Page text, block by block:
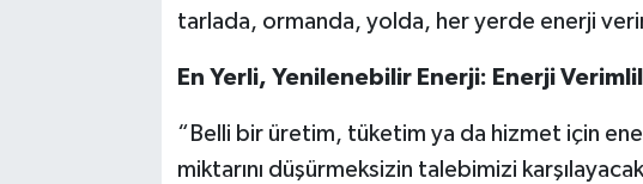
tarlada, ormanda, yolda, her yerde enerji
En Yerli, Yenilenebilir Enerji: Enerji
“Belli bir üretim, tüketim ya da hizmet için
miktarını düşürmeksizin talebimizi karşılayacak